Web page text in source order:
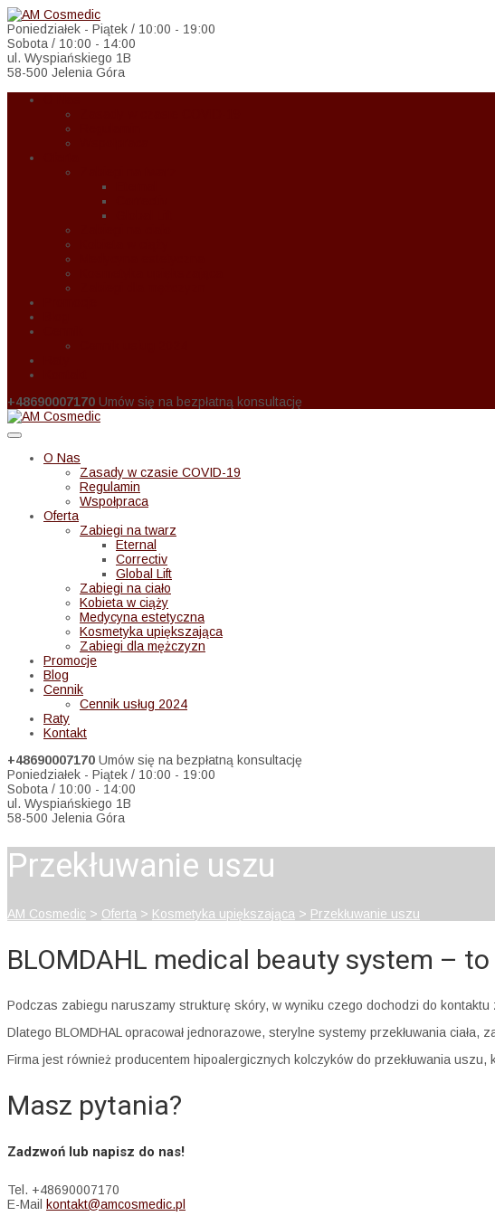
Poniedziałek - Piątek / 10:00 - 19:00
Sobota / 10:00 - 14:00
ul. Wyspiańskiego 1B
58-500 Jelenia Góra
+48690007170 Umów się na bezpłatną konsultację
O Nas
Zasady w czasie COVID-19
Regulamin
Wspołpraca
Oferta
Zabiegi na twarz
Eternal
Correctiv
Global Lift
Zabiegi na ciało
Kobieta w ciąży
Medycyna estetyczna
Kosmetyka upiększająca
Zabiegi dla mężczyzn
Promocje
Blog
Cennik
Cennik usług 2024
Raty
Kontakt
+48690007170 Umów się na bezpłatną konsultację
Poniedziałek - Piątek / 10:00 - 19:00
Sobota / 10:00 - 14:00
ul. Wyspiańskiego 1B
58-500 Jelenia Góra
Przekłuwanie uszu
AM Cosmedic > Oferta > Kosmetyka upiększająca > Przekłuwanie uszu
BLOMDAHL medical beauty system –
Podczas zabiegu naruszamy strukturę skóry, w wyniku czego dochodzi do
Dlatego BLOMDHAL opracował jednorazowe, sterylne systemy przekłuwania
Firma jest również producentem hipoalergicznych kolczyków do przekłuwania
Masz pytania?
Zadzwoń lub napisz do nas!
Tel. +48690007170
E-Mail
kontakt@amcosmedic.pl